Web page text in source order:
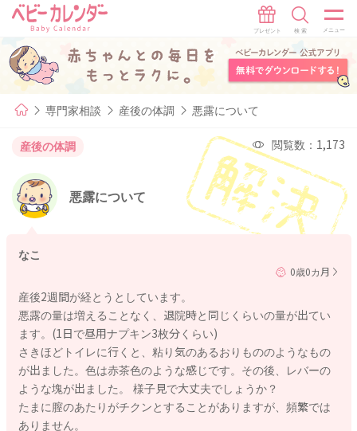
専門家相談 産後の体調 悪露について
産後の体調 閲覧数：1,173
悪露について
なこ
0歳0カ月
産後2週間が経とうとしています。
悪露の量は増えることなく、退院時と同じくらいの量が出てい
ます。(1日で昼用ナプキン3枚分くらい)
さきほどトイレに行くと、粘り気のあるおりもののようなもの
が出ました。色は赤茶色のような感じです。その後、レバーの
ような塊が出ました。 様子見で大丈夫でしょうか？
たまに膣のあたりがチクンとすることがありますが、頻繁では
ありません。